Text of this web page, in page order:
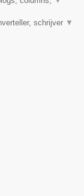
schrijver ▼